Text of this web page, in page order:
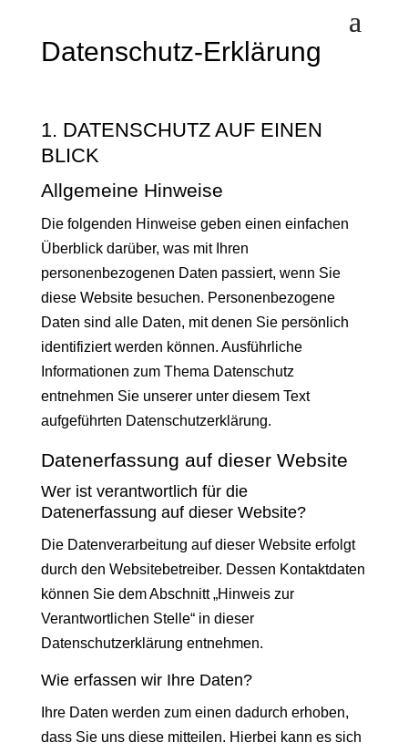
Datenschutz­-Erklärung
1. DATENSCHUTZ AUF EINEN
BLICK
Allgemeine Hinweise
Die folgenden Hinweise geben einen einfachen
Überblick darüber, was mit Ihren
personenbezogenen Daten passiert, wenn Sie
diese Website besuchen. Personenbezogene
Daten sind alle Daten, mit denen Sie persönlich
identifiziert werden können. Ausführliche
Informationen zum Thema Datenschutz
entnehmen Sie unserer unter diesem Text
aufgeführten Datenschutzerklärung.
Datenerfassung auf dieser Website
Wer ist verantwortlich für die
Datenerfassung auf dieser Website?
Die Datenverarbeitung auf dieser Website erfolgt
durch den Websitebetreiber. Dessen Kontaktdaten
können Sie dem Abschnitt „Hinweis zur
Verantwortlichen Stelle“ in dieser
Datenschutzerklärung entnehmen.
Wie erfassen wir Ihre Daten?
Ihre Daten werden zum einen dadurch erhoben,
dass Sie uns diese mitteilen. Hierbei kann es sich